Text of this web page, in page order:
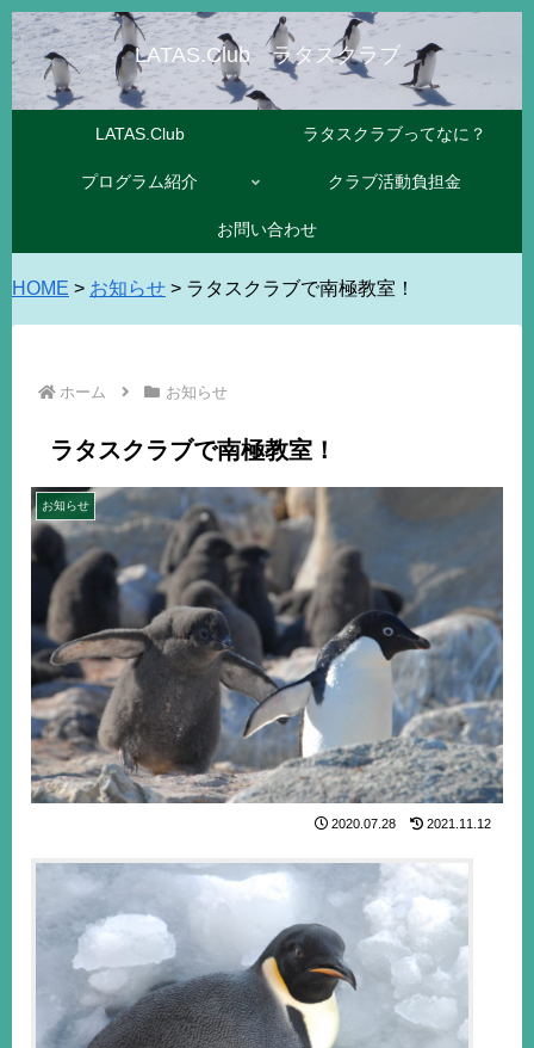
LATAS.Club ラタスクラブ
LATAS.Club ラタスクラブってなに？
プログラム紹介 クラブ活動負担金
お問い合わせ
HOME > お知らせ > ラタスクラブで南極教室！
ホーム お知らせ
ラタスクラブで南極教室！
お知らせ
2020.07.28 2021.11.12